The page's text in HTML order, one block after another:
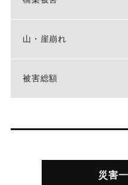
山・崖崩れ
被害総額
災害